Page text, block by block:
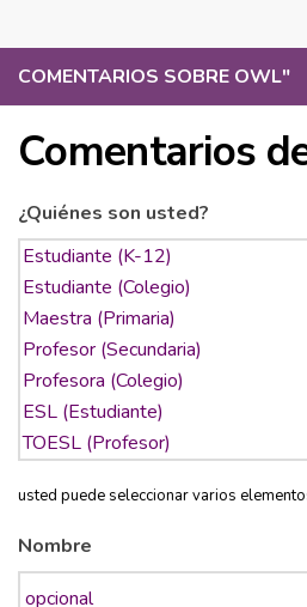
COMENTARIOS SOBRE OWL"
Comentarios
¿Quiénes son usted?
usted puede seleccionar varios
Nombre